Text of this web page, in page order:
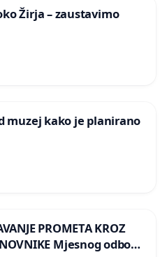
Žirja – zaustavimo
muzej kako je planirano
PROMETA KROZ
Mjesnog odbora